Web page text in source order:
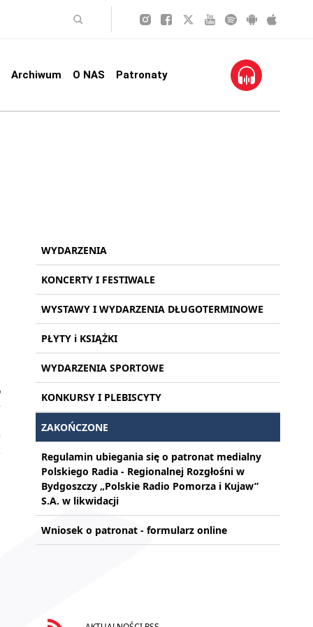
Archiwum O NAS Patronaty
WYDARZENIA
KONCERTY I FESTIWALE
WYSTAWY I WYDARZENIA DŁUGOTERMINOWE
PŁYTY i KSIĄŻKI
WYDARZENIA SPORTOWE
KONKURSY I PLEBISCYTY
ZAKOŃCZONE
Regulamin ubiegania się o patronat medialny
Polskiego Radia - Regionalnej Rozgłośni w
Bydgoszczy „Polskie Radio Pomorza i Kujaw”
S.A. w likwidacji
Wniosek o patronat - formularz online